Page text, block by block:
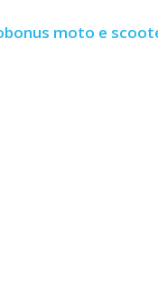
moto e